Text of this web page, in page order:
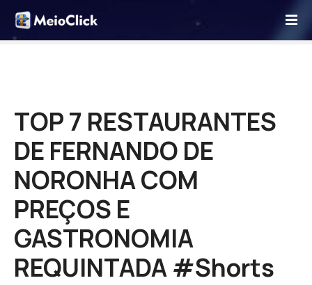
p
TOP 7 RESTAURANTES
DE FERNANDO DE
NORONHA COM
PREÇOS E
GASTRONOMIA
REQUINTADA #Shorts